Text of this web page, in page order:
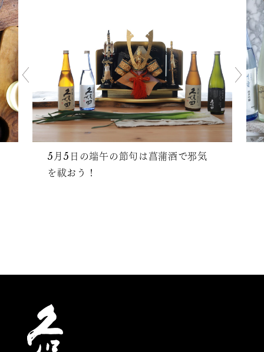
5月5日の端午の節句は菖蒲酒で邪気
を祓おう！